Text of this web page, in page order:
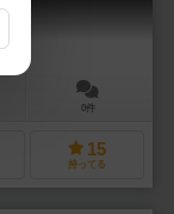
0件
15
持ってる